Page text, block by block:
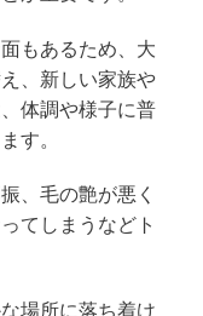
もあるため、大
、新しい家族や
体調や様子に普
す。
、毛の艶が悪く
てしまうなどト
場所に落ち着け